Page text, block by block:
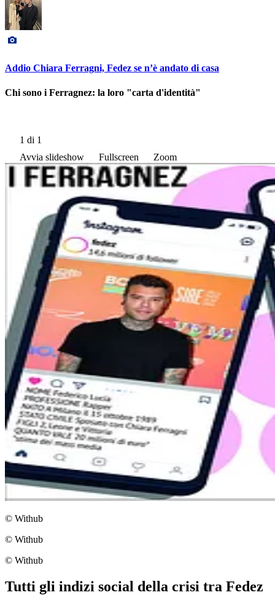
Addio Chiara Ferragni, Fedez se n’è andato di casa
Chi sono i Ferragnez: la loro "carta d'identità"
1 di 1
Avvia slideshow
Fullscreen Zoom
© Withub
© Withub
© Withub
Tutti gli indizi social della crisi tra Fedez